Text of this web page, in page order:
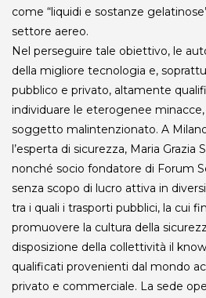
come “liquidi e sostanze
settore aereo.
Nel perseguire tale obiettivo, le
della migliore tecnologia e,
pubblico e privato, altamente
individuare le eterogenee
soggetto malintenzionato. A
l’esperta di sicurezza, Maria Grazia
nonché socio fondatore di Forum
senza scopo di lucro attiva in
tra i quali i trasporti pubblici, la cui
promuovere la cultura della
disposizione della collettività il
qualificati provenienti dal mondo
privato e commerciale. La sede